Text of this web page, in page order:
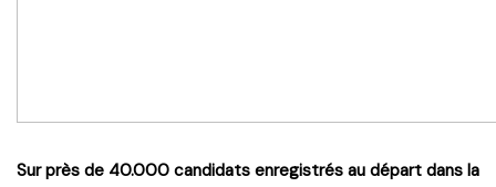
Sur près de 40.000 candidats enregistrés au départ dans la